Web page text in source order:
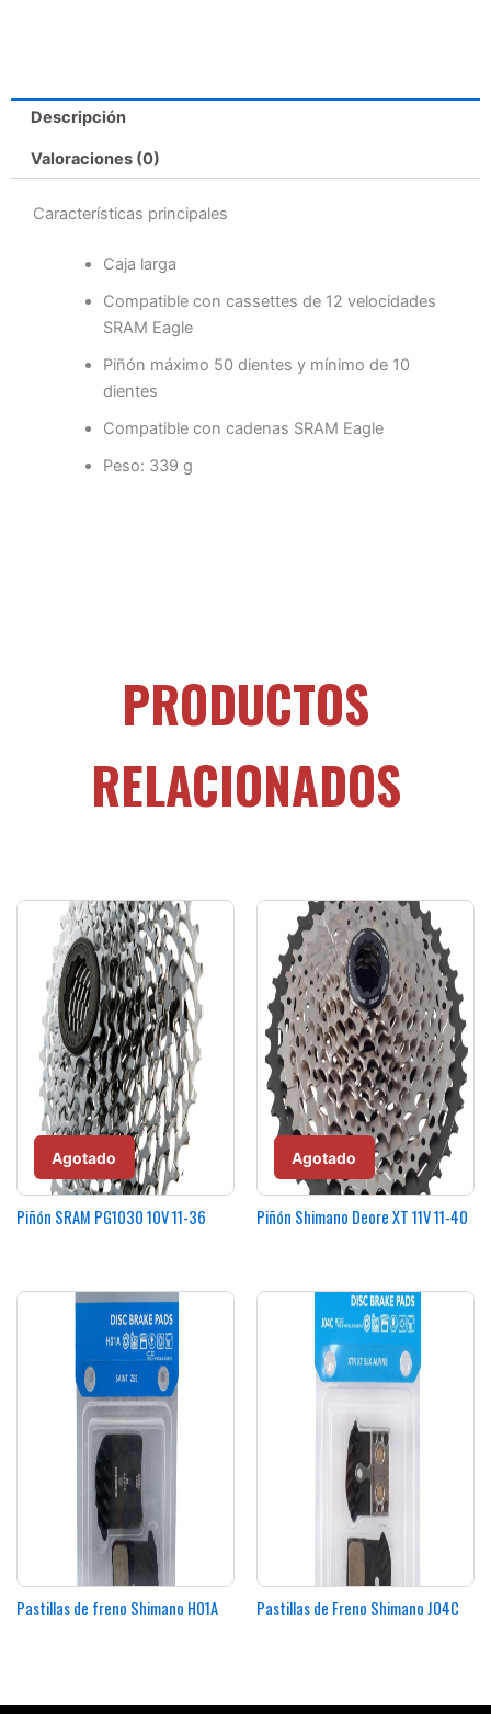
Descripción
Valoraciones (0)
Características principales
Caja larga
Compatible con cassettes de 12 velocidades
SRAM Eagle
Piñón máximo 50 dientes y mínimo de 10
dientes
Compatible con cadenas SRAM Eagle
Peso: 339 g
PRODUCTOS
RELACIONADOS
Agotado
Piñón SRAM PG1030 10V 11-36
Agotado
Piñón Shimano Deore XT 11V 11-40
Pastillas de freno Shimano H01A Pastillas de Freno Shimano J04C